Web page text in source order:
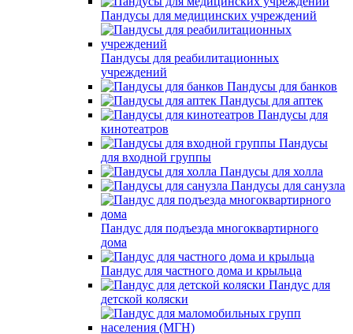
Пандусы для медицинских учреждений
Пандусы для реабилитационных
учреждений
Пандусы для банков
Пандусы для аптек
Пандусы для
кинотеатров
Пандусы
для входной группы
Пандусы для холла
Пандусы для санузла
Пандус для подъезда многоквартирного
дома
Пандус для частного дома и крыльца
Пандус для
детской коляски